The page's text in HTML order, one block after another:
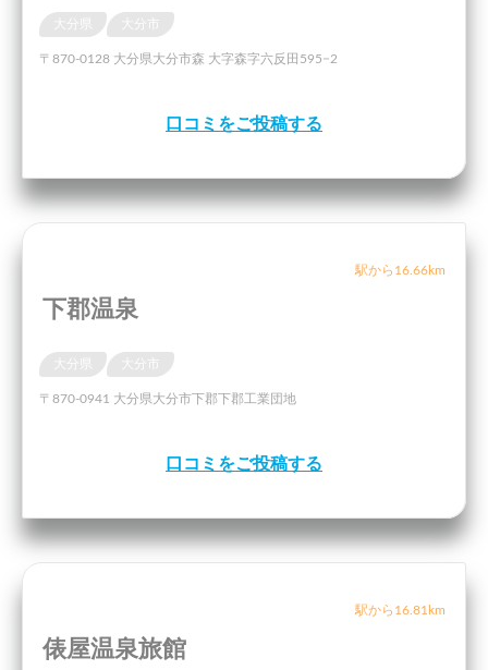
〒870-0128 大分県大分市森 大字森字六反田595−2
口コミをご投稿する
駅から16.66km
下郡温泉
〒870-0941 大分県大分市下郡下郡工業団地
口コミをご投稿する
駅から16.81km
俵屋温泉旅館